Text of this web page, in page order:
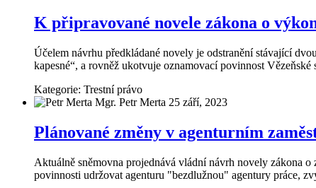
K připravované novele zákona o
Účelem návrhu předkládané novely je odstranění stávající
kapesné“, a rovněž ukotvuje oznamovací povinnost
Kategorie: Trestní právo
Mgr. Petr Merta 25 září, 2023
Plánované změny v agenturním
Aktuálně sněmovna projednává vládní návrh novely zákona
povinnosti udržovat agenturu "bezdlužnou" agentury práce,